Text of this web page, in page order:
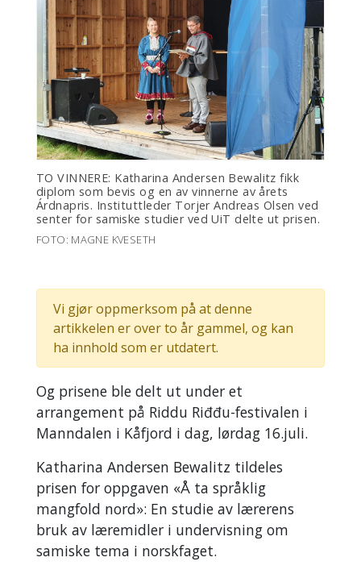
TO VINNERE: Katharina Andersen Bewalitz fikk
diplom som bevis og en av vinnerne av årets
Árdnapris. Instituttleder Torjer Andreas Olsen ved
senter for samiske studier ved UiT delte ut prisen.
FOTO: MAGNE KVESETH
Vi gjør oppmerksom på at denne
artikkelen er over to år gammel, og kan
ha innhold som er utdatert.
Og prisene ble delt ut under et
arrangement på Riddu Riđđu-festivalen i
Manndalen i Kåfjord i dag, lørdag 16.juli.
Katharina Andersen Bewalitz tildeles
prisen for oppgaven «Å ta språklig
mangfold nord»: En studie av lærerens
bruk av læremidler i undervisning om
samiske tema i norskfaget.